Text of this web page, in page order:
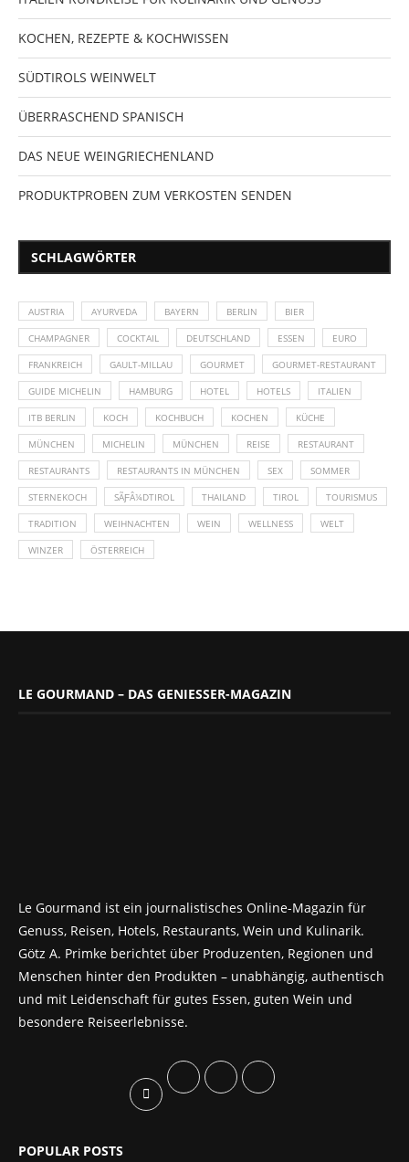
KOCHEN, REZEPTE & KOCHWISSEN
SÜDTIROLS WEINWELT
ÜBERRASCHEND SPANISCH
DAS NEUE WEINGRIECHENLAND
PRODUKTPROBEN ZUM VERKOSTEN SENDEN
SCHLAGWÖRTER
AUSTRIA AYURVEDA BAYERN BERLIN BIER
CHAMPAGNER COCKTAIL DEUTSCHLAND ESSEN EURO
FRANKREICH GAULT-MILLAU GOURMET GOURMET-RESTAURANT
GUIDE MICHELIN HAMBURG HOTEL HOTELS ITALIEN
ITB BERLIN KOCH KOCHBUCH KOCHEN KÜCHE
MÜNCHEN MICHELIN MÜNCHEN REISE RESTAURANT
RESTAURANTS RESTAURANTS IN MÜNCHEN SEX SOMMER
STERNEKOCH SÃƑÂ¼DTIROL THAILAND TIROL TOURISMUS
TRADITION WEIHNACHTEN WEIN WELLNESS WELT
WINZER ÖSTERREICH
LE GOURMAND – DAS GENIESSER-MAGAZIN
Le Gourmand ist ein journalistisches Online-Magazin für
Genuss, Reisen, Hotels, Restaurants, Wein und Kulinarik.
Götz A. Primke berichtet über Produzenten, Regionen und
Menschen hinter den Produkten – unabhängig, authentisch
und mit Leidenschaft für gutes Essen, guten Wein und
besondere Reiseerlebnisse.
POPULAR POSTS